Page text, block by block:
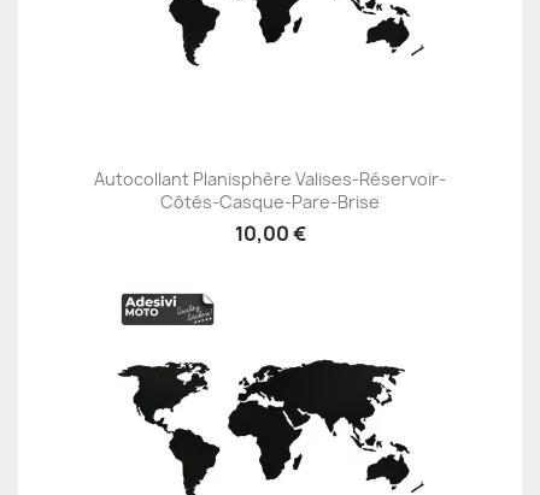
Autocollant Planisphère Valises-Réservoir-
Côtés-Casque-Pare-Brise
10,00 €